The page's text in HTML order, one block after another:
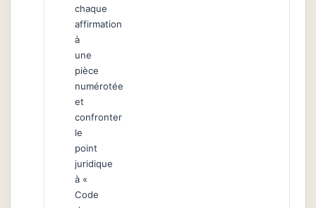
chaque
affirmation
à
une
pièce
numérotée
et
confronter
le
point
juridique
à «
Code